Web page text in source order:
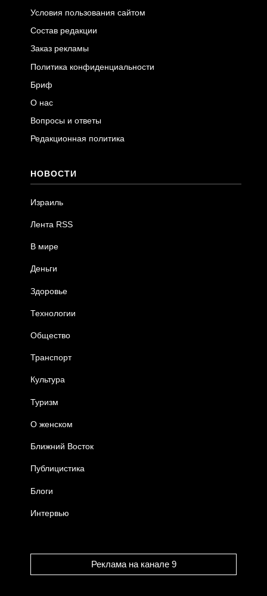
Условия пользования сайтом
Состав редакции
Заказ рекламы
Политика конфиденциальности
Бриф
О нас
Вопросы и ответы
Редакционная политика
НОВОСТИ
Израиль
Лента RSS
В мире
Деньги
Здоровье
Технологии
Общество
Транспорт
Культура
Туризм
О женском
Ближний Восток
Публицистика
Блоги
Интервью
Реклама на канале 9